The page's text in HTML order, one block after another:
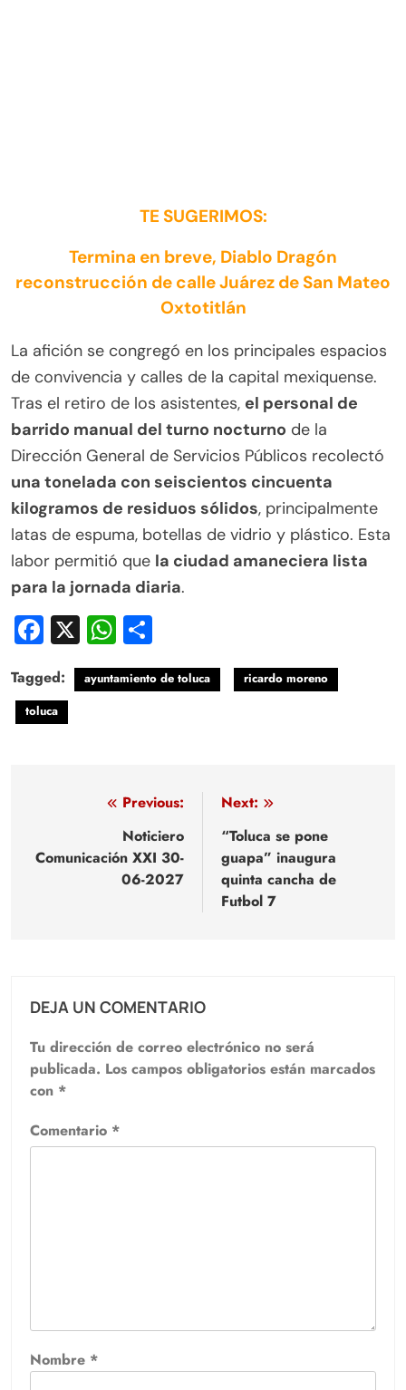
TE SUGERIMOS:
Termina en breve, Diablo Dragón
reconstrucción de calle Juárez de San Mateo
Oxtotitlán
La afición se congregó en los principales espacios
de convivencia y calles de la capital mexiquense.
Tras el retiro de los asistentes, el personal de
barrido manual del turno nocturno de la
Dirección General de Servicios Públicos recolectó
una tonelada con seiscientos cincuenta
kilogramos de residuos sólidos, principalmente
latas de espuma, botellas de vidrio y plástico. Esta
labor permitió que la ciudad amaneciera lista
para la jornada diaria.
Facebook
X WhatsApp
Tagged: ayuntamiento de toluca
ricardo moreno
toluca
Navegación
entradas
Previous:
Noticiero
Comunicación XXI 30-
06-2027
Next:
“Toluca se pone
guapa” inaugura
quinta cancha de
Futbol 7
DEJA UN COMENTARIO
Tu dirección de correo electrónico no será
publicada. Los campos obligatorios están marcados
con *
Comentario *
Nombre *